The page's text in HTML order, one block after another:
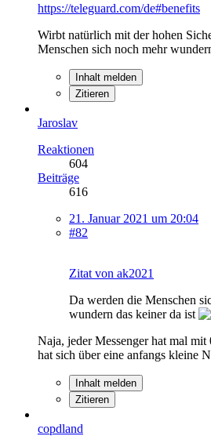
https://teleguard.com/de#benefits
Wirbt natürlich mit der hohen
Menschen sich noch mehr
Inhalt melden
Zitieren
Jaroslav
Reaktionen
604
Beiträge
616
21. Januar 2021 um 20:04
#82
Zitat von ak2021
Da werden die Menschen
wundern das keiner da ist
Naja, jeder Messenger hat mal
hat sich über eine anfangs kleine
Inhalt melden
Zitieren
copdland